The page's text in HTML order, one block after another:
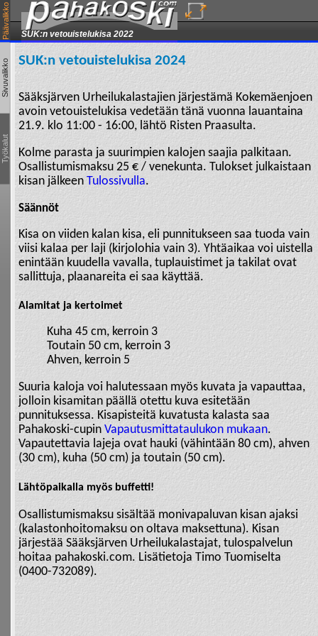
SUK:n vetouistelukisa 2022
Päävalikko
Työkalut
Sivuvalikko